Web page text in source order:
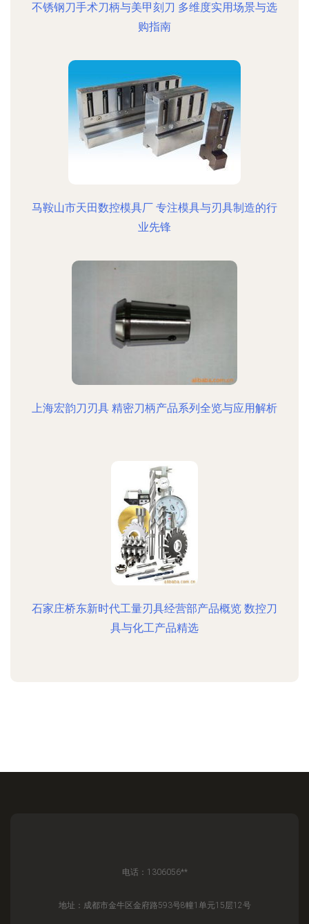
不锈钢刀手术刀柄与美甲刻刀 多维度实用场景与选
购指南
马鞍山市天田数控模具厂 专注模具与刃具制造的行
业先锋
上海宏韵刀刃具 精密刀柄产品系列全览与应用解析
石家庄桥东新时代工量刃具经营部产品概览 数控刀
具与化工产品精选
电话：1306056**
地址：成都市金牛区金府路593号8幢1单元15层12号